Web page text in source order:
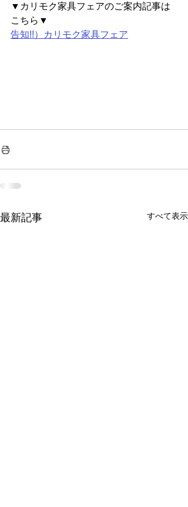
▼カリモク家具フェアのご案内記事は
こちら▼
告知!!）カリモク家具フェア
最新記事 すべて表示